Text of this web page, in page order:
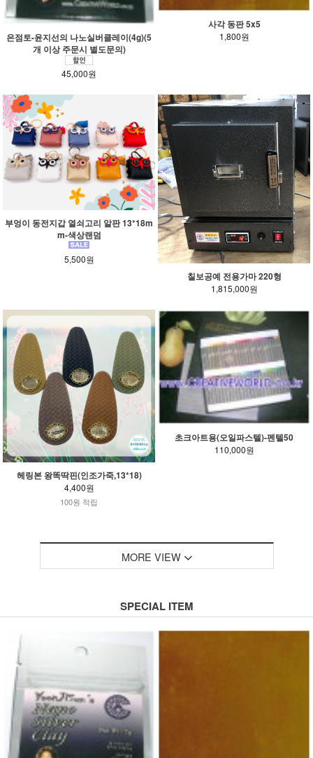
은점토-윤지선의 나노실버클레이(4g)(5
개 이상 주문시 별도문의)
45,000원
사각 동판 5x5
1,800원
부엉이 동전지갑 열쇠고리 알판 13*18m
m-색상랜덤
5,500원
칠보공예 전용가마 220형
1,815,000원
헤링본 왕똑딱핀(인조가죽,13*18)
4,400원
100원 적립
초크아트용(오일파스텔)-펜텔50
110,000원
MORE VIEW
SPECIAL ITEM